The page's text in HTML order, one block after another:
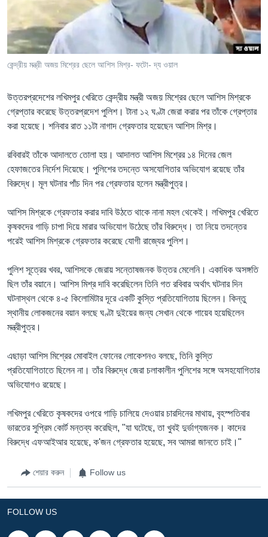
Learning English
FOLLOW US
অন্য ভাষায় ওয়েব সাইট
কেন্দ্রীয় মন্ত্রী অজয় মিশ্রের ছেলে আশিস মিশ্র- ফটো- দ্য ওয়াল
উত্তরপ্রদেশের লখিমপুর খেরিতে কেন্দ্রীয় মন্ত্রী অজয় মিশ্রের ছেলে আশিস মিশ্রকে
গ্রেপ্তার করেছে উত্তরপ্রদেশ পুলিশ। টানা ১২ ঘণ্টা জেরা করার পর তাঁকে গ্রেপ্তার
করা হয়েছে। শনিবার রাত ১১টা নাগাদ গ্রেফতার হয়েছেন আশিস মিশ্র।
রবিবারই তাঁকে আদালতে তোলা হয়। আদালত আশিস মিশ্রের ১৪ দিনের জেল
হেফাজতের নির্দেশ দিয়েছে। পুলিশের তদন্তে অসযোগিতার অভিযোগ রয়েছে তাঁর
বিরুদ্ধে। মূল ঘটনার পাঁচ দিন পর গ্রেফতার হলেন মন্ত্রীপুত্র।
আশিস মিশ্রকে গ্রেফতার করার দাবি উঠতে থাকে নানা মহল থেকেই। লখিমপুর খেরিতে
কৃষকদের গাড়ি চাপা দিয়ে মারার অভিযোগ উঠেছে তাঁর বিরুদ্ধে। তা নিয়ে তদন্তের
পরেই আশিস মিশ্রকে গ্রেফতার করেছে যোগী রাজ্যের পুলিশ।
পুলিশ সূত্রের খবর, আশিসকে জেরায় সন্তোষজনক উত্তর মেলেনি। একাধিক অসঙ্গতি
ছিল তাঁর বয়ানে। আশিস মিশ্র দাবি করেছিলেন তিনি গত রবিবার অর্থাৎ ঘটনার দিন
ঘটনাস্থল থেকে ৪-৫ কিলোমিটার দূরে একটি কুস্তি প্রতিযোগিতায় ছিলেন। কিন্তু
স্থানীয় লোকজনের বয়ান বলছে ঘণ্টা দুইয়ের জন্য সেখান থেকে গায়েব হয়েছিলেন
মন্ত্রীপুত্র।
এছাড়া আশিস মিশ্রের মোবাইল ফোনের লোকেশনও বলছে, তিনি কুস্তি
প্রতিযোগিতাতে ছিলেন না। তাঁর বিরুদ্ধে জেরা চলাকালীন পুলিশের সঙ্গে অসহযোগিতার
অভিযোগও রয়েছে।
লখিমপুর খেরিতে কৃষকদের ওপরে গাড়ি চালিয়ে দেওয়ার চারদিনের মাথায়, বৃহস্পতিবার
ভারতের সুপ্রিম কোর্ট মন্তব্য করেছিল, "যা ঘটেছে, তা খুবই দুর্ভাগ্যজনক। কাদের
বিরুদ্ধে এফআইআর হয়েছে, ক'জন গ্রেফতার হয়েছে, সব আমরা জানতে চাই।"
শেয়ার করুন Follow us
FOLLOW US